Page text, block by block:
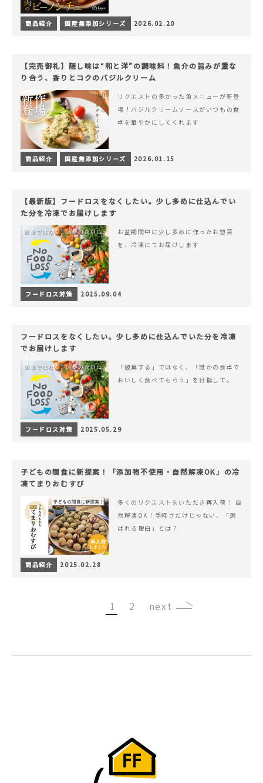
商品紹介 国産無添加シリーズ 2026.02.20
【完売御礼】隠し味は“和と洋”の調味料！魚介の旨みが重な
り合う、香りとコクのバジルクリーム
リクエストの多かった魚メニューが新登
場！バジルクリームソースがいつもの食
卓を華やかにしてくれます
商品紹介 国産無添加シリーズ 2026.01.15
【最新版】フードロスをなくしたい。少し多めに仕込んでい
た分を冷凍でお届けします
お盆期間中に少し多めに作ったお惣菜
を、冷凍にてお届けします
フードロス対策 2025.09.04
フードロスをなくしたい。少し多めに仕込んでいた分を冷凍
でお届けします
「破棄する」ではなく、「誰かの食卓で
おいしく食べてもらう」を目指して。
フードロス対策 2025.05.29
子どもの間食に新提案！「添加物不使用・自然解凍OK」の冷
凍てまりおむすび
多くのリクエストをいただき再入荷！ 自
然解凍OK！手軽さだけじゃない、「選
ばれる理由」とは？
商品紹介 2025.02.28
1 2 ›